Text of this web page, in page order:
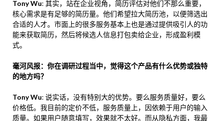
Tony Wu: 其实，站在企业视角，简历评估对他们不那么重要，
核心需求是有足够的简历量。他们希望拉大简历池，以便筛选出
合适的人才。市面上的很多服务基本上也是通过提供吸引人的功
能来获取简历，然后将候选人信息打包卖给企业，形成盈利模
式。
毫河风报：你在调研过程当中，觉得这个产品有什么优势或独特
的地方吗？
Tony Wu: 说实话，没有特别大的优势。要么服务质量好，要么
价格低。我目前的定价不低，服务质量上，因依赖于用户的输入
质量。如果用户随意填写，效果就不太好。而从隐私方面，我最